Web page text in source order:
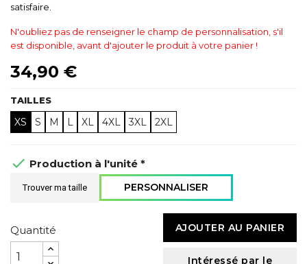
satisfaire.
N'oubliez pas de renseigner le champ de personnalisation, s'il
est disponible, avant d'ajouter le produit à votre panier !
34,90 €
TAILLES
XS S M L XL 4XL 3XL 2XL
 Production à l'unité *
Trouver ma taille PERSONNALISER
Quantité AJOUTER AU PANIER
Intéressé par le